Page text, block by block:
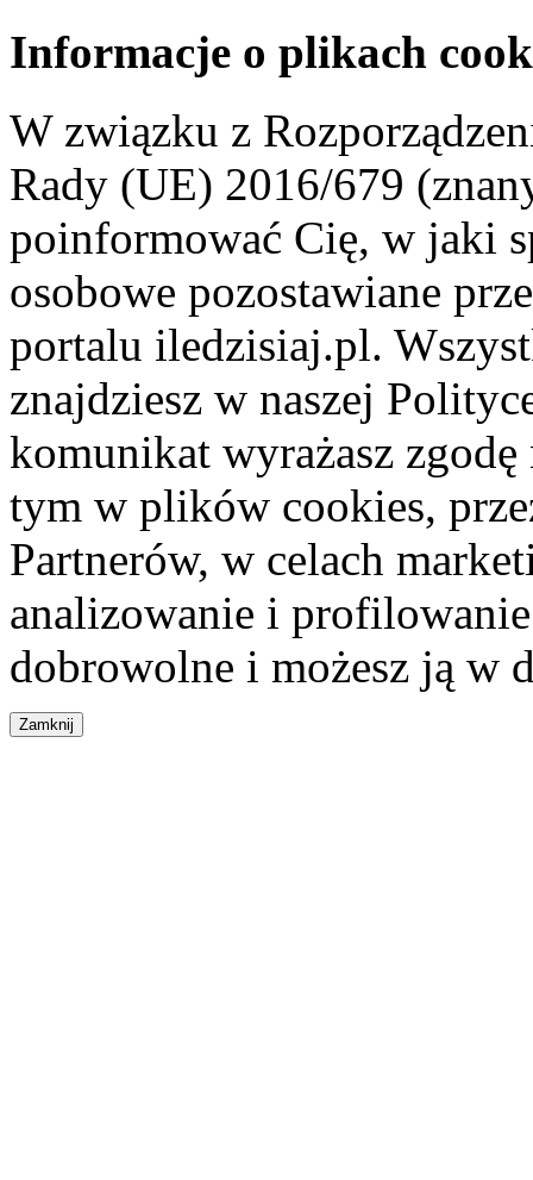
Informacje o plikach
W związku z
Rady (UE) 2016/679
poinformować Cię, w jaki
osobowe pozostawiane
portalu iledzisiaj.pl.
znajdziesz w naszej
komunikat wyrażasz
tym w plików cookies,
Partnerów, w celach
analizowanie i
dobrowolne i możesz ją w